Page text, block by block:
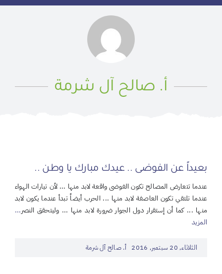
أ. صالح آل شرمة
بعيداً عن الفوضى .. عيدك مبارك يا وطن ..
عندما تتعارض المصالح تكون الفوضى واقعة لابد منها ... لأن تيارات الهواء
عندما تلتقي تكون العاصفة لابد منها ... الحرب أيضاً تبدأ عندما يكون لابد
منها ... كما أن إستقرار دول الجوار ضرورة لابد منها ... وليتحقق النصر...
المزيد
الثلاثاء, 20 سبتمبر, 2016 أ. صالح آل شرمة